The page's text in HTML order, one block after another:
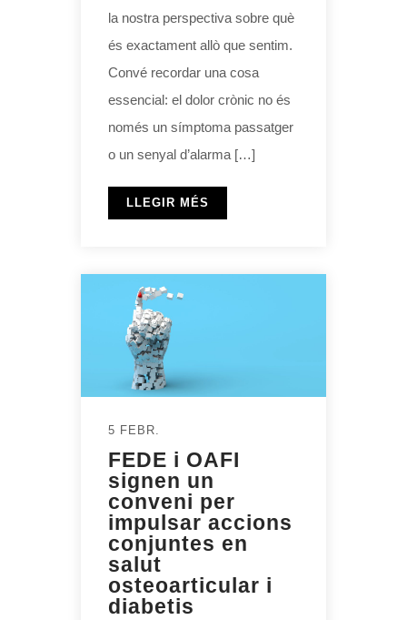
la nostra perspectiva sobre què
és exactament allò que sentim.
Convé recordar una cosa
essencial: el dolor crònic no és
només un símptoma passatger
o un senyal d’alarma […]
LLEGIR MÉS
5 FEBR.
FEDE i OAFI
signen un
conveni per
impulsar accions
conjuntes en
salut
osteoarticular i
diabetis